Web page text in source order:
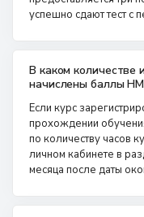
успешно сдают тест с
В каком количестве
начислены баллы
Если курс
прохождении
по количеству часов
личном кабинете в
месяца после даты